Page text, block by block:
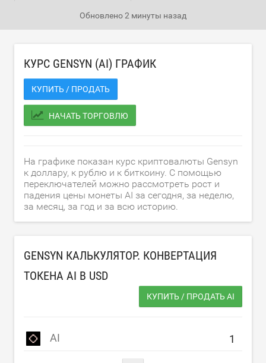
Обновлено2 минуты назад
КУРС GENSYN (AI) ГРАФИК
КУПИТЬ / ПРОДАТЬ
НАЧАТЬ ТОРГОВЛЮ
На графике показан курс криптовалюты Gensyn
к доллару, к рублю и к биткоину. С помощью
переключателей можно рассмотреть рост и
падения цены монеты AI за сегодня, за неделю,
за месяц, за год и за всю историю.
GENSYN КАЛЬКУЛЯТОР. КОНВЕРТАЦИЯ
ТОКЕНА AI В USD
КУПИТЬ / ПРОДАТЬ AI
AI